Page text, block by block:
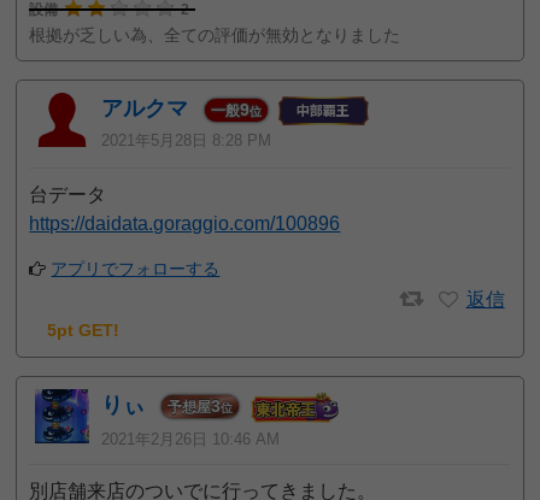
設備
2
根拠が乏しい為、全ての評価が無効となりました
アルクマ 一般9位
2021年5月28日 8:28 PM
台データ
https://daidata.goraggio.com/100896
アプリでフォローする
返信
5pt GET!
りぃ 予想屋3位
2021年2月26日 10:46 AM
別店舗来店のついでに行ってきました。